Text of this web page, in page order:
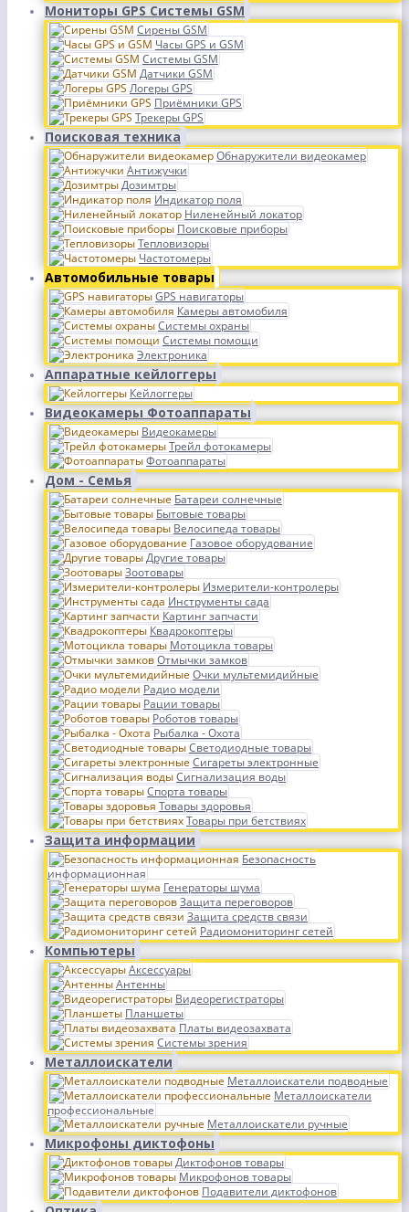
Мониторы GPS Системы GSM
Сирены GSM
Часы GPS и GSM
Системы GSM
Датчики GSM
Логеры GPS
Приёмники GPS
Трекеры GPS
Поисковая техника
Обнаружители видеокамер
Антижучки
Дозимтры
Индикатор поля
Ниленейный локатор
Поисковые приборы
Тепловизоры
Частотомеры
Автомобильные товары
GPS навигаторы
Камеры автомобиля
Системы охраны
Системы помощи
Электроника
Аппаратные кейлоггеры
Кейлоггеры
Видеокамеры Фотоаппараты
Видеокамеры
Трейл фотокамеры
Фотоаппараты
Дом - Семья
Батареи солнечные
Бытовые товары
Велосипеда товары
Газовое оборудование
Другие товары
Зоотовары
Измерители-контролеры
Инструменты сада
Картинг запчасти
Квадрокоптеры
Мотоцикла товары
Отмычки замков
Очки мультемидийные
Радио модели
Рации товары
Роботов товары
Рыбалка - Охота
Светодиодные товары
Сигареты электронные
Сигнализация воды
Спорта товары
Товары здоровья
Товары при бетствиях
Защита информации
Безопасность
информационная
Генераторы шума
Защита переговоров
Защита средств связи
Радиомониторинг сетей
Компьютеры
Аксессуары
Антенны
Видеорегистраторы
Планшеты
Платы видеозахвата
Системы зрения
Металлоискатели
Металлоискатели подводные
Металлоискатели
профессиональные
Металлоискатели ручные
Микрофоны диктофоны
Диктофонов товары
Микрофонов товары
Подавители диктофонов